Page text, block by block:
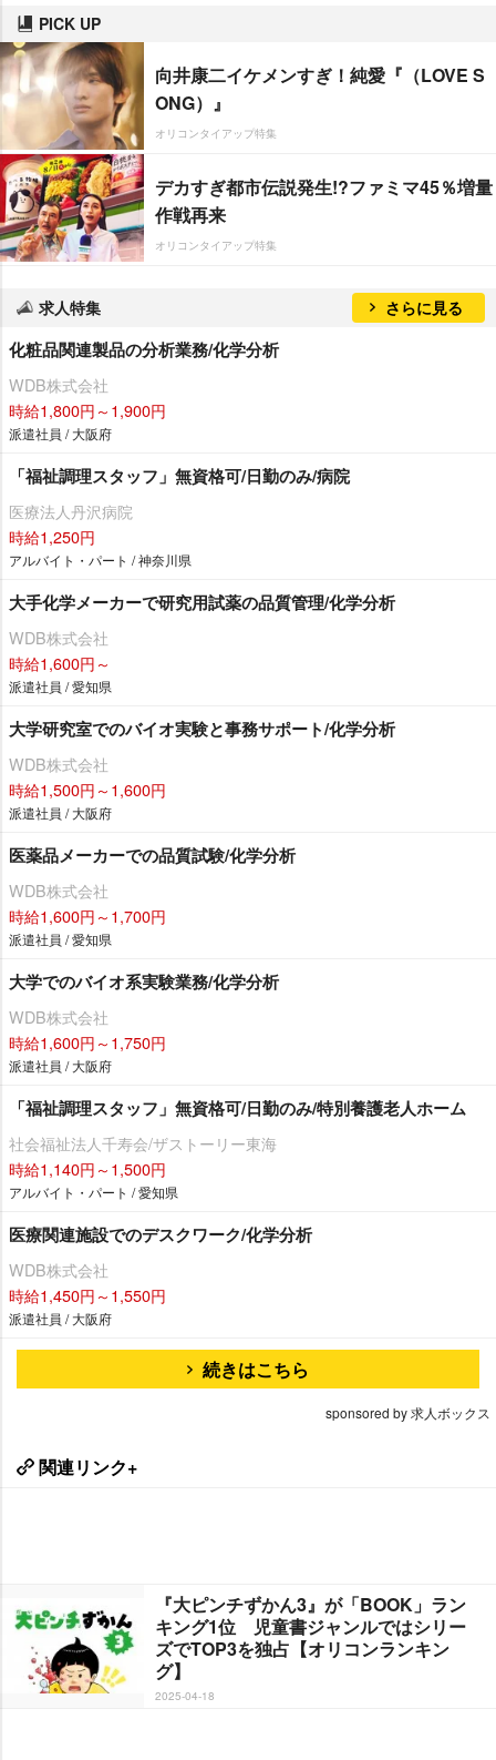
PICK UP
向井康二イケメンすぎ！純愛『（LOVE S
ONG）』
オリコンタイアップ特集
デカすぎ都市伝説発生!?ファミマ45％増量
作戦再来
オリコンタイアップ特集
求人特集 さらに見る
化粧品関連製品の分析業務/化学分析
WDB株式会社
時給1,800円～1,900円
派遣社員 / 大阪府
「福祉調理スタッフ」無資格可/日勤のみ/病院
医療法人丹沢病院
時給1,250円
アルバイト・パート / 神奈川県
大手化学メーカーで研究用試薬の品質管理/化学分析
WDB株式会社
時給1,600円～
派遣社員 / 愛知県
大学研究室でのバイオ実験と事務サポート/化学分析
WDB株式会社
時給1,500円～1,600円
派遣社員 / 大阪府
医薬品メーカーでの品質試験/化学分析
WDB株式会社
時給1,600円～1,700円
派遣社員 / 愛知県
大学でのバイオ系実験業務/化学分析
WDB株式会社
時給1,600円～1,750円
派遣社員 / 大阪府
「福祉調理スタッフ」無資格可/日勤のみ/特別養護老人ホーム
社会福祉法人千寿会/ザストーリー東海
時給1,140円～1,500円
アルバイト・パート / 愛知県
医療関連施設でのデスクワーク/化学分析
WDB株式会社
時給1,450円～1,550円
派遣社員 / 大阪府
続きはこちら
sponsored by 求人ボックス
関連リンク+
『大ピンチずかん3』が「BOOK」ラン
キング1位 児童書ジャンルではシリー
ズでTOP3を独占【オリコンランキン
グ】
2025-04-18